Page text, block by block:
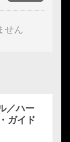
せん
／ハー
ガイド